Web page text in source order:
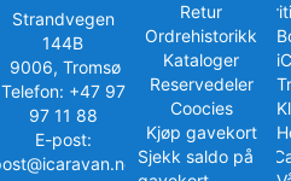
Strandvegen
144B
9006, Tromsø
Telefon: +47 97
97 11 88
E-post:
Retur
Ordrehistorikk
Kataloger
Reservedeler
Coocies
Kjøp gavekort
Sjekk saldo på